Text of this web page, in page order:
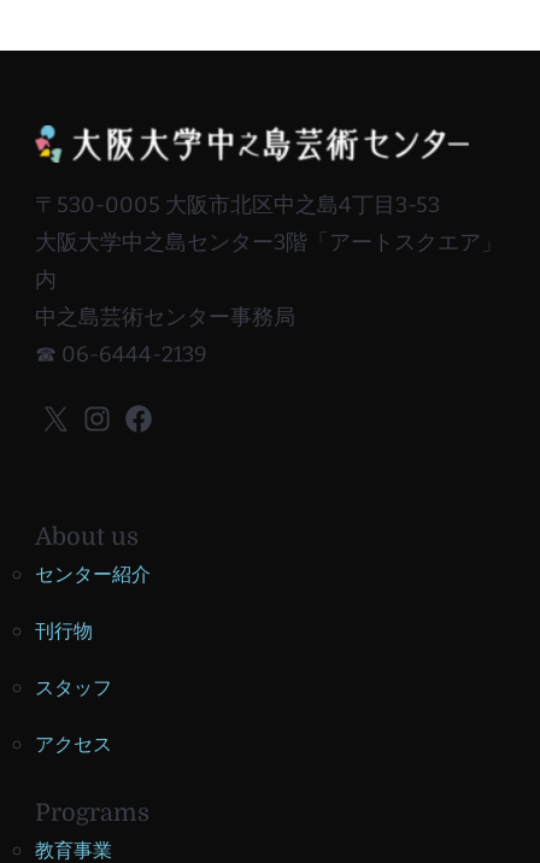
〒530-0005 大阪市北区中之島4丁目3-53
大阪大学中之島センター3階「アートスクエア」
内
中之島芸術センター事務局
☎ 06-6444-2139
X Instagram
Facebook
About us
センター紹介
刊行物
スタッフ
アクセス
Programs
教育事業